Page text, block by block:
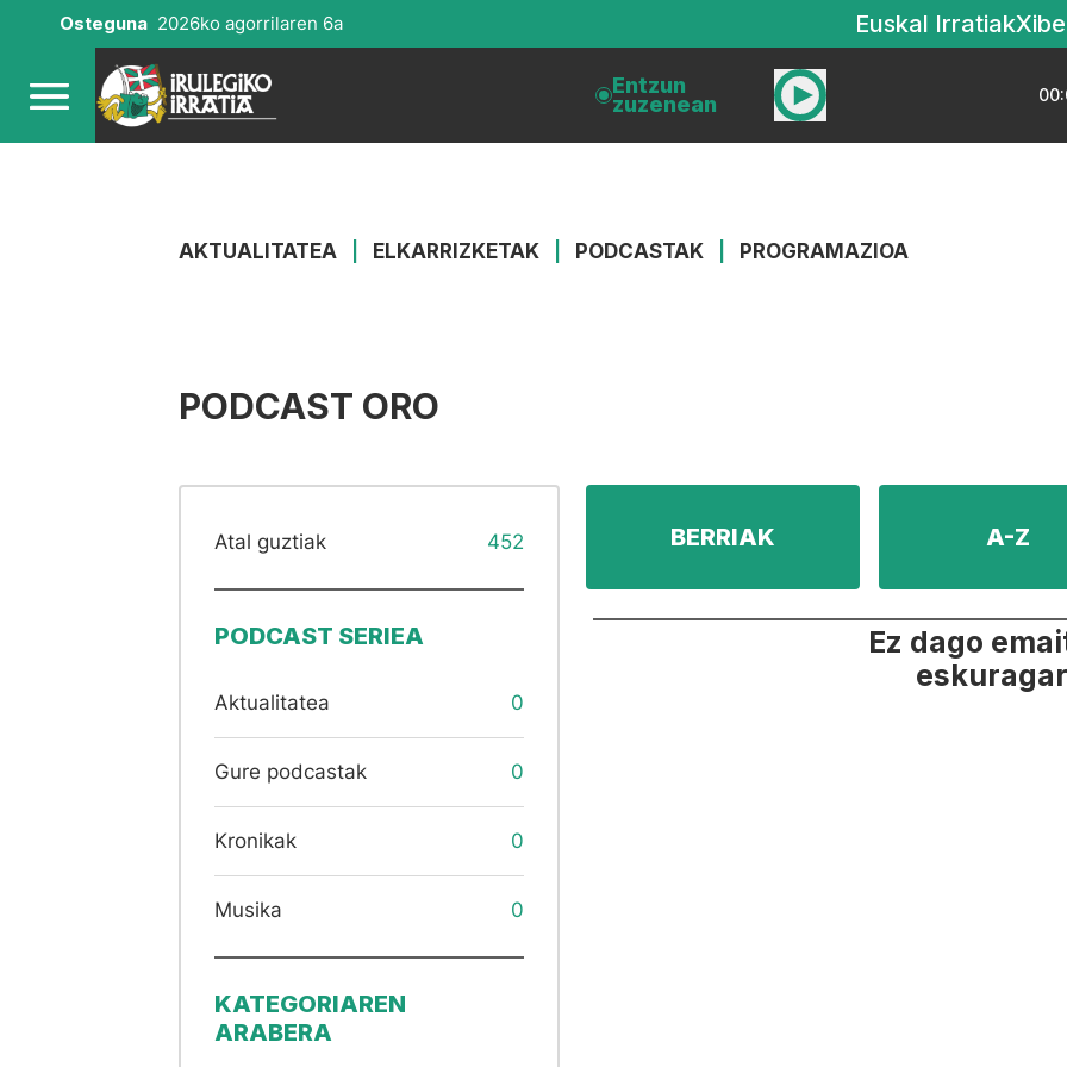
Osteguna 2026ko agorrilaren 6a Euskal Irratiak
Entzun
zuzenean
AKTUALITATEA ELKARRIZKETAK PODCASTAK PROGRAMAZIOA
PODCAST ORO
Atal guztiak 452
PODCAST SERIEA
Aktualitatea 0
Gure podcastak 0
Kronikak 0
Musika 0
KATEGORIAREN
ARABERA
BERRIAK A-Z
Ez dago